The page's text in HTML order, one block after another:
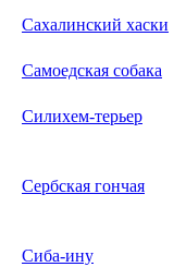
Сахалинский хаски
Самоедская собака
Силихем-терьер
Сербская гончая
Сиба-ину